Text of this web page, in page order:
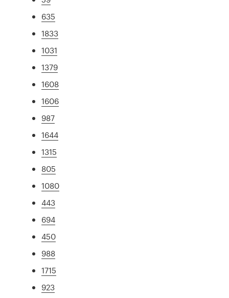
635
1833
1031
1379
1608
1606
987
1644
1315
805
1080
443
694
450
988
1715
923